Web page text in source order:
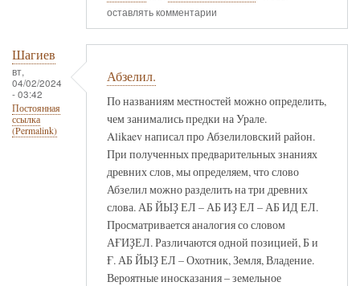
оставлять комментарии
Шагиев
вт,
04/02/2024
- 03:42
Постоянная
ссылка
(Permalink)
Абзелил.
По названиям местностей можно определить,
чем занимались предки на Урале.
Alikaev написал про Абзелиловский район.
При полученных предварительных знаниях
древних слов, мы определяем, что слово
Абзелил можно разделить на три древних
слова. АБ ЙЫҘ ЕЛ – АБ ИҘ ЕЛ – АБ ИД ЕЛ.
Просматривается аналогия со словом
АҒИҘЕЛ. Различаются одной позицией, Б и
Ғ. АБ ЙЫҘ ЕЛ – Охотник, Земля, Владение.
Вероятные иносказания – земельное